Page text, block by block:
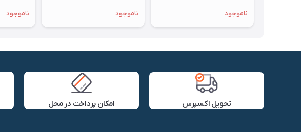
ناموجود
ناموجود
ناموجود
تحویل اکسپرس امکان پرداخت در محل